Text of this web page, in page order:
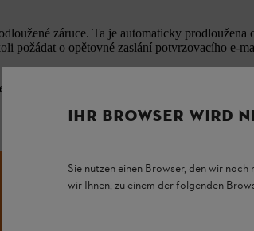
záruce. Ta je automaticky
požádat o opětovné zaslání potvrzovacího
na méně běžné e‑mailové domény
IHR BROWSER WIRD
Sie nutzen einen Browser, den wir
wir Ihnen, zu einem der folgenden